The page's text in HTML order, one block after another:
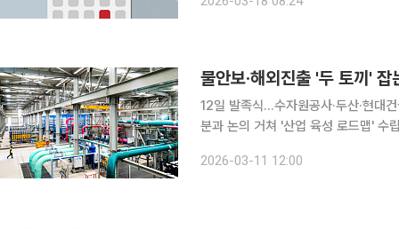
물안보·해외진출 '두 토끼'
12일 발족식…수자원공사·두산·현대
분과 논의 거쳐 '산업 육성 로드맵' 수립 정부가 기후위기 시대의 '물 부족 해법'을 마련하고 국
2026-03-11 12:00